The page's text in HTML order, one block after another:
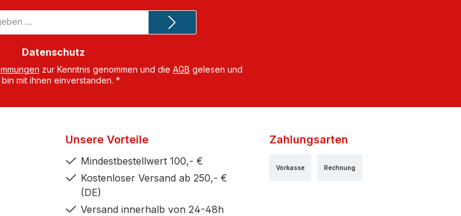
Datenschutz
zur Kenntnis genommen und die AGB gelesen und
bin mit ihnen einverstanden. *
Unsere Vorteile
Mindestbestellwert 100,- €
Kostenloser Versand ab 250,- €
(DE)
Versand innerhalb von 24-48h
Zahlungsarten
Rechnung
Vorkasse